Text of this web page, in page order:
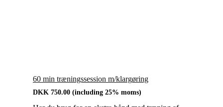
60 min træningssession m/klargøring
DKK 750.00 (including 25% moms)